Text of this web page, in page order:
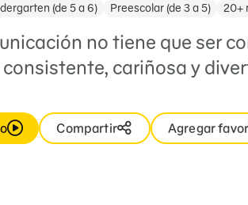
(de 5 a 6)
Preescolar (de 3 a 5) 20+
no tiene que ser
consistente, cariñosa y
Compartir Agregar